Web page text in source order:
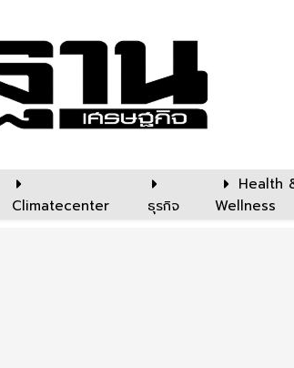
Climatecenter ธุรกิจ
Health
Wellness